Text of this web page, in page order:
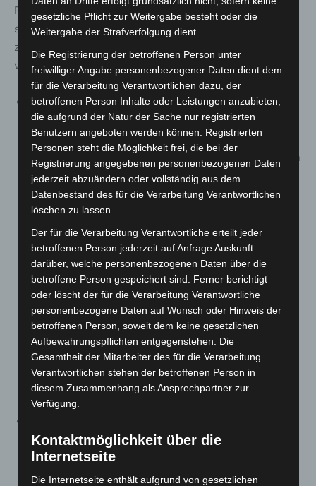
Prozent der Personenkapazität nicht überschreitet. Hier
stellt der Verzicht auf eine volle Auslastung der an sich
zulässigen Personenzahl eine einem zusätzlichen Test
vergleichbaren zusätzlichen Infektionsschutz dar.
Durch die Änderung in§ 8 agilt fürKörpernahe
Dienstleistungenfortan in allen drei Warnstufen
3G-Regelungund zwar sowohl unter freiem Himmel
als auch in geschlossenen Räumen. Damit wird dem in
einem einstweiligen Rechtsschutzverfahren
ergangenen Beschluss des Oberverwaltungsgerichts
(OVG) Niedersachsen vom 10. Dezember 2021 (Az. 13
MN 462/21) Rechnung getragen. In der Entscheidung
hat das Gericht u. a. ausgeführt, dass der mit der 2-G-
(Plus-)Regelung verbundene vollständige Ausschluss
Ungeimpfter von allen körpernahen Dienstleistungen
unangemessen und unter Berücksichtigung des
aktuellen Infektionsgeschehens in Niedersachsen
keine notwendige Schutzmaßnahme sei. In Warnstufe
1 muss eine medizinische Maske getragen werden, in
Warnstufe 2 und 3 und in regionalen Hotspots eine
FFP2-Maske.
BereicheBeherbergung und Nutzung von
Sportanlagen bei 2Gplus
Nachweis über eine negative Testung nicht vorgelegt
gesetzliche Pflicht zur Weitergabe besteht oder die
Weitergabe der Strafverfolgung dient.
Die Registrierung der betroffenen Person unter
freiwilliger Angabe personenbezogener Daten dient dem
für die Verarbeitung Verantwortlichen dazu, der
betroffenen Person Inhalte oder Leistungen anzubieten,
die aufgrund der Natur der Sache nur registrierten
Benutzern angeboten werden können. Registrierten
Personen steht die Möglichkeit frei, die bei der
Registrierung angegebenen personenbezogenen Daten
jederzeit abzuändern oder vollständig aus dem
Datenbestand des für die Verarbeitung Verantwortlichen
löschen zu lassen.
Der für die Verarbeitung Verantwortliche erteilt jeder
betroffenen Person jederzeit auf Anfrage Auskunft
darüber, welche personenbezogenen Daten über die
betroffene Person gespeichert sind. Ferner berichtigt
oder löscht der für die Verarbeitung Verantwortliche
personenbezogene Daten auf Wunsch oder Hinweis der
betroffenen Person, soweit dem keine gesetzlichen
Aufbewahrungspflichten entgegenstehen. Die
Gesamtheit der Mitarbeiter des für die Verarbeitung
Verantwortlichen stehen der betroffenen Person in
diesem Zusammenhang als Ansprechpartner zur
Verfügung.
Kontaktmöglichkeit über die
Internetseite
Die Internetseite enthält aufgrund von gesetzlichen